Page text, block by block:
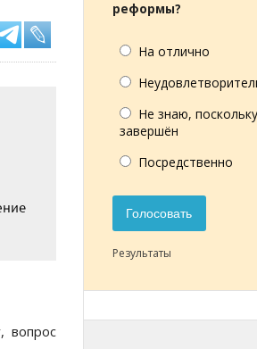
вопрос
реформы?
На отлично
Не знаю,
завершён
Посредственно
Голосовать
Результаты